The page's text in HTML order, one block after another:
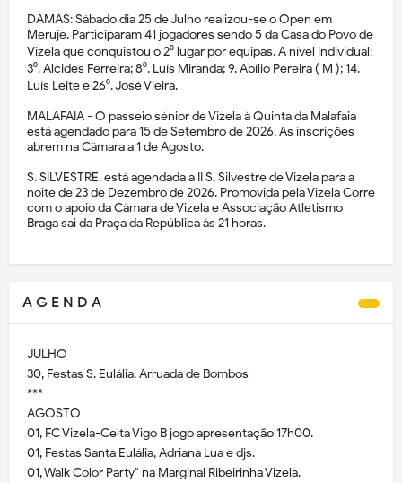
DAMAS: Sábado dia 25 de Julho realizou-se o Open em
Meruje. Participaram 41 jogadores sendo 5 da Casa do Povo de
Vizela que conquistou o 2⁰ lugar por equipas. A nível individual:
3⁰. Alcides Ferreira; 8⁰. Luís Miranda; 9. Abílio Pereira ( M ); 14.
Luís Leite e 26⁰. José Vieira.
MALAFAIA - O passeio sénior de Vizela à Quinta da Malafaia
está agendado para 15 de Setembro de 2026. As inscrições
abrem na Câmara a 1 de Agosto.
S. SILVESTRE, está agendada a II S. Silvestre de Vizela para a
noite de 23 de Dezembro de 2026. Promovida pela Vizela Corre
com o apoio da Câmara de Vizela e Associação Atletismo
Braga sai da Praça da República às 21 horas.
A G E N D A
JULHO
30, Festas S. Eulália, Arruada de Bombos
***
AGOSTO
01, FC Vizela-Celta Vigo B jogo apresentação 17h00.
01, Festas Santa Eulália, Adriana Lua e djs.
01, Walk Color Party" na Marginal Ribeirinha Vizela.